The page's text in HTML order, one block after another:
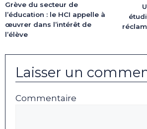
Grève du secteur de
l’éducation : le HCI appelle à
œuvrer dans l’intérêt de
l’élève
Laisser un
Commentaire